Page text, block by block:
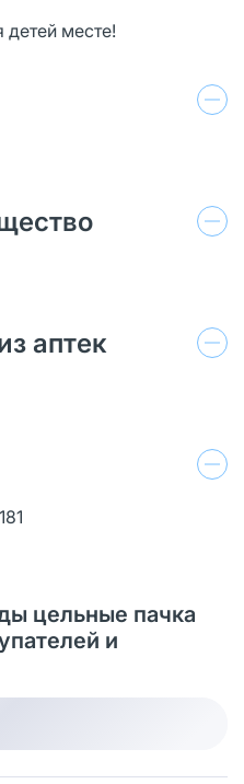
детей месте!
аптек
цельные пачка
и